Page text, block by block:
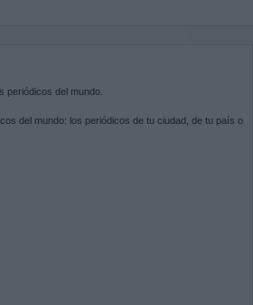
periódicos del mundo.
del mundo: los periódicos de tu ciudad, de tu país o